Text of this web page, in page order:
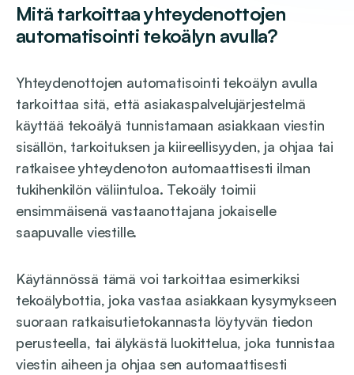
Mitä tarkoittaa yhteydenottojen
automatisointi tekoälyn avulla?
Yhteydenottojen automatisointi tekoälyn avulla
tarkoittaa sitä, että asiakaspalvelujärjestelmä
käyttää tekoälyä tunnistamaan asiakkaan viestin
sisällön, tarkoituksen ja kiireellisyyden, ja ohjaa tai
ratkaisee yhteydenoton automaattisesti ilman
tukihenkilön väliintuloa. Tekoäly toimii
ensimmäisenä vastaanottajana jokaiselle
saapuvalle viestille.
Käytännössä tämä voi tarkoittaa esimerkiksi
tekoälybottia, joka vastaa asiakkaan kysymykseen
suoraan ratkaisutietokannasta löytyvän tiedon
perusteella, tai älykästä luokittelua, joka tunnistaa
viestin aiheen ja ohjaa sen automaattisesti